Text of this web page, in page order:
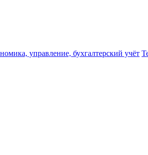
управление, бухгалтерский учёт